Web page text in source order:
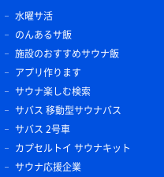
水曜サ活
のんあるサ飯
施設のおすすめサウナ飯
アプリ作ります
サウナ楽しむ検索
サバス 移動型サウナバス
サバス 2号車
カプセルトイ サウナキット
サウナ応援企業